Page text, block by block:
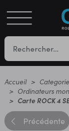
Accueil
Ordinateurs
Carte ROCK 4
Précédente